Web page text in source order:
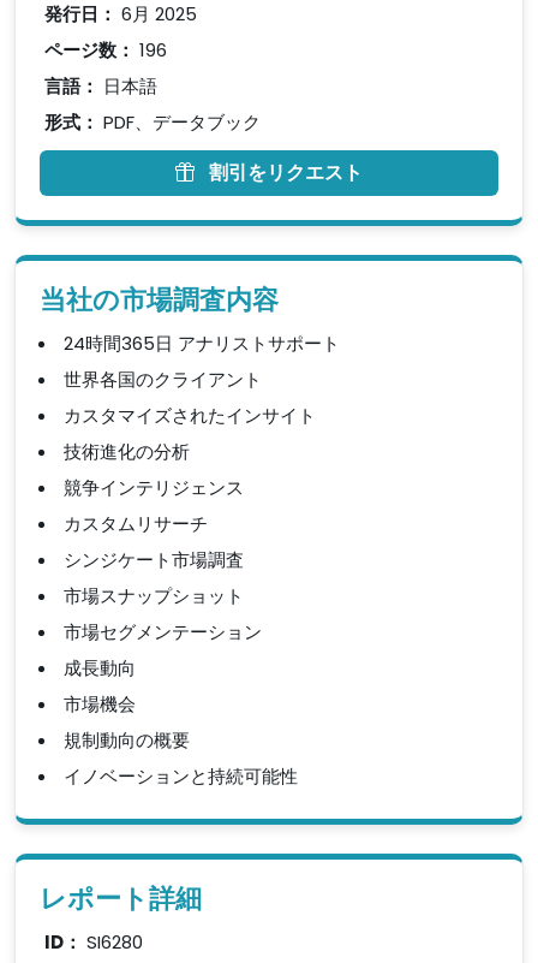
発行日： 6月 2025
ページ数： 196
言語： 日本語
形式： PDF、データブック
割引をリクエスト
当社の市場調査内容
24時間365日 アナリストサポート
世界各国のクライアント
カスタマイズされたインサイト
技術進化の分析
競争インテリジェンス
カスタムリサーチ
シンジケート市場調査
市場スナップショット
市場セグメンテーション
成長動向
市場機会
規制動向の概要
イノベーションと持続可能性
レポート詳細
ID： SI6280